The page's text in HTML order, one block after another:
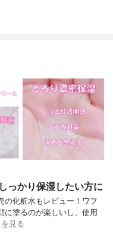
っかり保湿したい方に
の化粧水もレビュー！ワフ
に塗るのが楽しいし、使用
見る